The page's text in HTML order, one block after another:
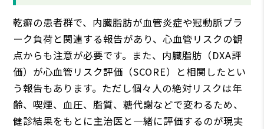
乾癬の患者群で、内臓脂肪が血管炎症や冠動脈プラ
ーク負荷と関連する報告があり、心血管リスクの観
点からも注意が必要です。また、内臓脂肪（DXA評
価）が心血管リスク評価（SCORE）と相関したとい
う報告もあります。ただし個々人の絶対リスクは年
齢、喫煙、血圧、脂質、糖代謝などで変わるため、
健診結果をもとに主治医と一緒に評価するのが現実